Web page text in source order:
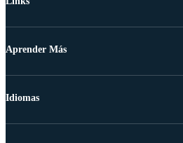
Aprender Más
Idiomas